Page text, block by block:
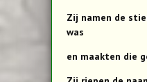
Zij namen de
was
en maakten die